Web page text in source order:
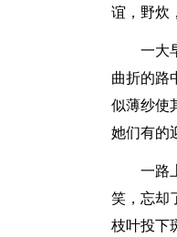
谊，野炊
一大
曲折的路
似薄纱使
她们有的
一路
笑，忘却
枝叶投下